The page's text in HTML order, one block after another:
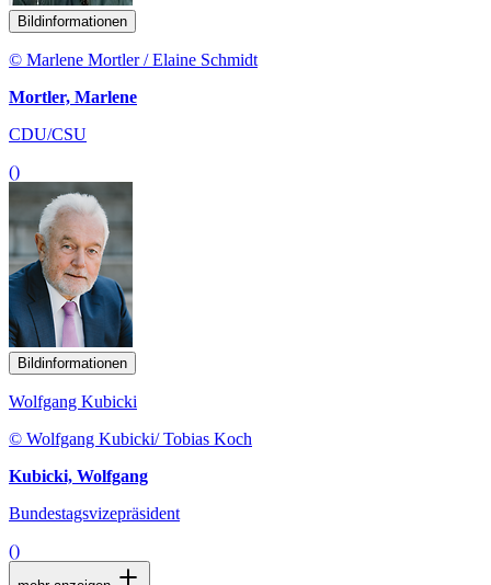
Bildinformationen
© Marlene Mortler / Elaine Schmidt
Mortler, Marlene
CDU/CSU
()
Bildinformationen
Wolfgang Kubicki
© Wolfgang Kubicki/ Tobias Koch
Kubicki, Wolfgang
Bundestagsvizepräsident
()